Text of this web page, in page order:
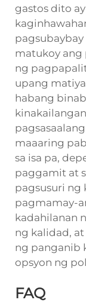
gastos dito
matukoy ang
ng
upang
habang
maaaring
sa isa pa,
paggamit at
pagsusuri ng
pagmamay-
kadahilanan
ng kalidad,
ng panganib
opsyon ng
FAQ